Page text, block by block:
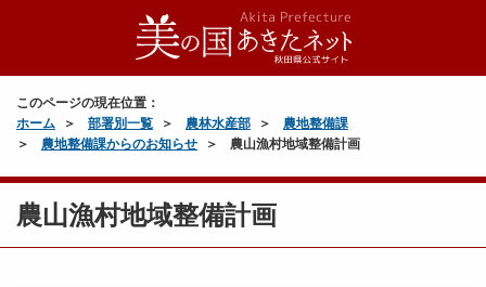
このページの現在位置：
ホーム
部署別一覧 農林水産部
農地整備課
農地整備課からのお知らせ
農山漁村地域整備計画
農山漁村地域整備計画